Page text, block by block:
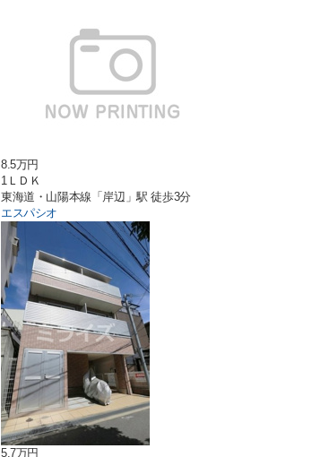
8.5万円
1ＬＤＫ
東海道・山陽本線「岸辺」駅 徒歩3分
エスパシオ
5.7万円